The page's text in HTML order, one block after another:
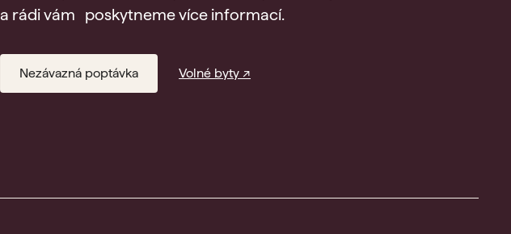
a rádi vám poskytneme více informací.
Nezávazná poptávka Volné byty ↗